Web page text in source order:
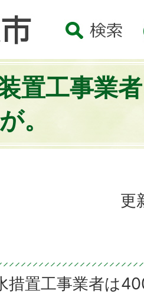
置工事業
。
更
措置工事業者は